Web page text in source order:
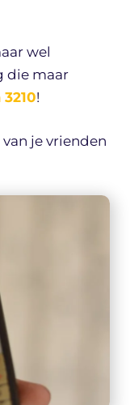
wel
die maar
!
van je vrienden